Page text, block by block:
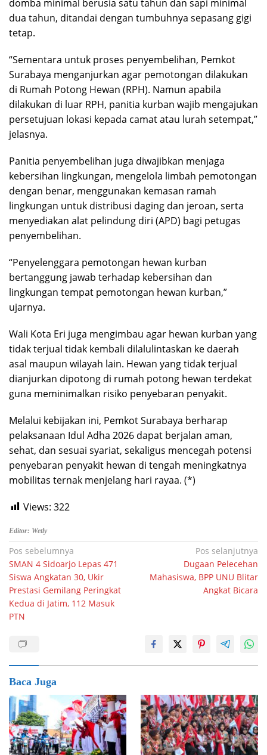
domba minimal berusia satu tahun dan sapi minimal
dua tahun, ditandai dengan tumbuhnya sepasang gigi
tetap.
“Sementara untuk proses penyembelihan, Pemkot
Surabaya menganjurkan agar pemotongan dilakukan
di Rumah Potong Hewan (RPH). Namun apabila
dilakukan di luar RPH, panitia kurban wajib mengajukan
persetujuan lokasi kepada camat atau lurah setempat,”
jelasnya.
Panitia penyembelihan juga diwajibkan menjaga
kebersihan lingkungan, mengelola limbah pemotongan
dengan benar, menggunakan kemasan ramah
lingkungan untuk distribusi daging dan jeroan, serta
menyediakan alat pelindung diri (APD) bagi petugas
penyembelihan.
“Penyelenggara pemotongan hewan kurban
bertanggung jawab terhadap kebersihan dan
lingkungan tempat pemotongan hewan kurban,”
ujarnya.
Wali Kota Eri juga mengimbau agar hewan kurban yang
tidak terjual tidak kembali dilalulintaskan ke daerah
asal maupun wilayah lain. Hewan yang tidak terjual
dianjurkan dipotong di rumah potong hewan terdekat
guna meminimalkan risiko penyebaran penyakit.
Melalui kebijakan ini, Pemkot Surabaya berharap
pelaksanaan Idul Adha 2026 dapat berjalan aman,
sehat, dan sesuai syariat, sekaligus mencegah potensi
penyebaran penyakit hewan di tengah meningkatnya
mobilitas ternak menjelang hari rayaa. (*)
Views: 322
Editor: Wetly
Navigasi
pos
Pos sebelumnya
SMAN 4 Sidoarjo Lepas 471
Siswa Angkatan 30, Ukir
Prestasi Gemilang Peringkat
Kedua di Jatim, 112 Masuk
PTN
Pos selanjutnya
Dugaan Pelecehan
Mahasiswa, BPP UNU Blitar
Angkat Bicara
Baca Juga